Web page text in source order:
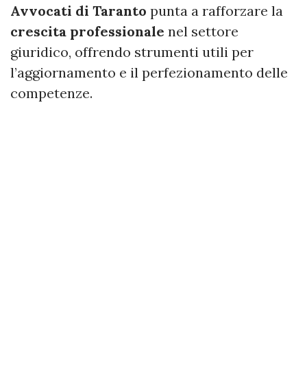
Avvocati di Taranto punta a rafforzare la
crescita professionale nel settore
giuridico, offrendo strumenti utili per
l’aggiornamento e il perfezionamento delle
competenze.